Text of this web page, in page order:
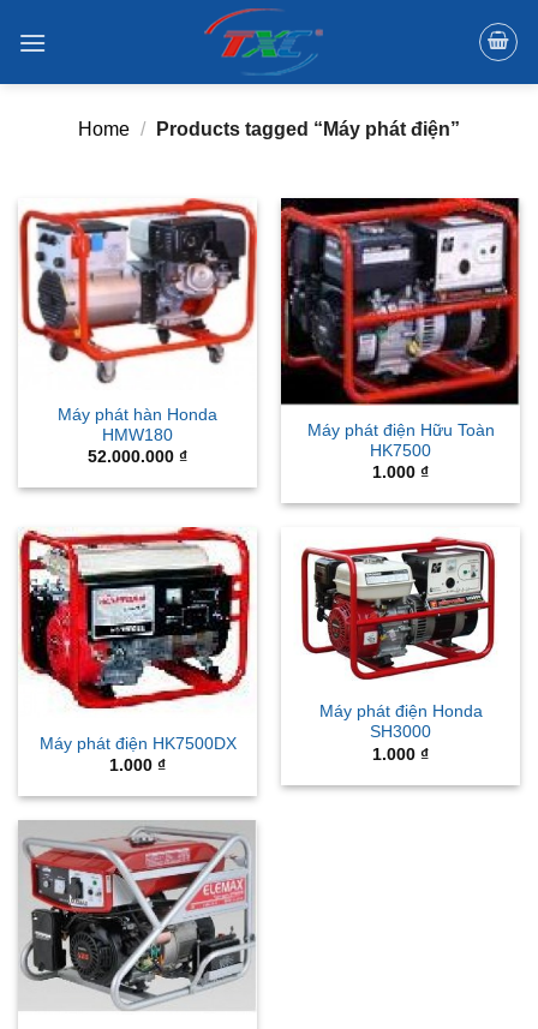
Home / Products tagged “Máy phát điện”
Máy phát hàn Honda
HMW180
52.000.000 ₫
Máy phát điện Hữu Toàn
HK7500
1.000 ₫
Máy phát điện HK7500DX
1.000 ₫
Máy phát điện Honda
SH3000
1.000 ₫